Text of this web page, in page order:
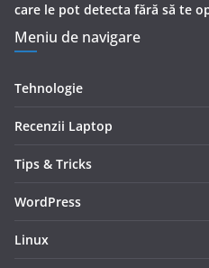
care le pot detecta fără să te
Meniu de navigare
Tehnologie
Recenzii Laptop
Tips & Tricks
WordPress
Linux